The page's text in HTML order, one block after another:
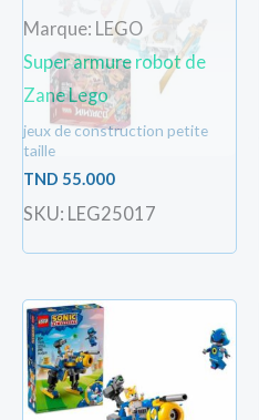
Marque: LEGO
Super armure robot de
Zane Lego
jeux de construction petite
taille
TND 55.000
SKU: LEG25017